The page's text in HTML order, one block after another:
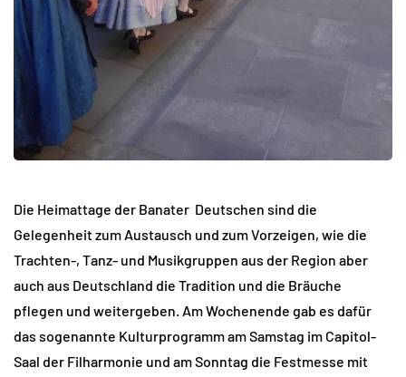
Die Heimattage der Banater Deutschen sind die
Gelegenheit zum Austausch und zum Vorzeigen, wie die
Trachten-, Tanz- und Musikgruppen aus der Region aber
auch aus Deutschland die Tradition und die Bräuche
pflegen und weitergeben. Am Wochenende gab es dafür
das sogenannte Kulturprogramm am Samstag im Capitol-
Saal der Filharmonie und am Sonntag die Festmesse mit